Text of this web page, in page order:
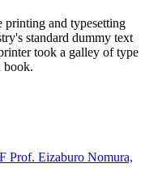
and typesetting
standard dummy text
took a galley of type
book.